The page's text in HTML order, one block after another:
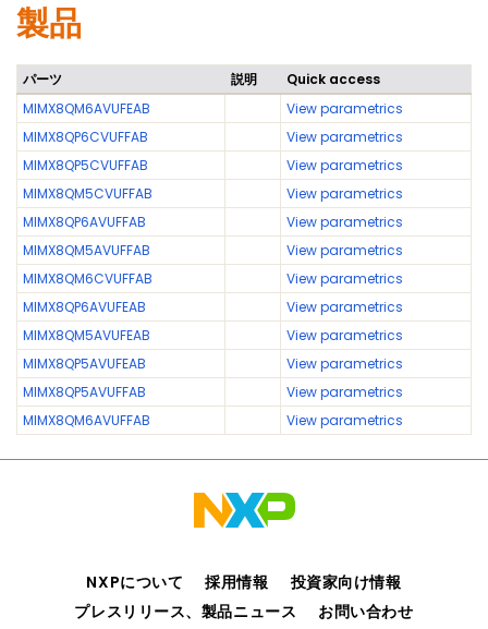
製品
パーツ 説明
Quick access
MIMX8QM6AVUFEAB
View parametrics
MIMX8QP6CVUFFAB
View parametrics
MIMX8QP5CVUFFAB
View parametrics
MIMX8QM5CVUFFAB
View parametrics
MIMX8QP6AVUFFAB
View parametrics
MIMX8QM5AVUFFAB
View parametrics
MIMX8QM6CVUFFAB
View parametrics
MIMX8QP6AVUFEAB
View parametrics
MIMX8QM5AVUFEAB
View parametrics
MIMX8QP5AVUFEAB
View parametrics
MIMX8QP5AVUFFAB
View parametrics
MIMX8QM6AVUFFAB
View parametrics
NXPについて 採用情報
投資家向け情報
プレスリリース、製品ニュース
お問い合わせ